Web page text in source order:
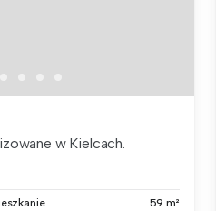
w Kielcach.
59 m²